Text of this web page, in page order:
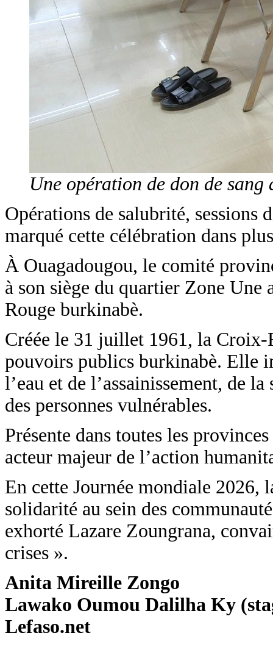
Une opération de don de
Opérations de salubrité, sessions
marqué cette célébration dans
À Ouagadougou, le comité
à son siège du quartier Zone
Rouge burkinabè.
Créée le 31 juillet 1961, la Croix-
pouvoirs publics burkinabè. Elle
l’eau et de l’assainissement, de
des personnes vulnérables.
Présente dans toutes les
acteur majeur de l’action
En cette Journée mondiale 2026,
solidarité au sein des
exhorté Lazare Zoungrana,
crises ».
Anita Mireille Zongo
Lawako Oumou Dalilha Ky
Lefaso.net